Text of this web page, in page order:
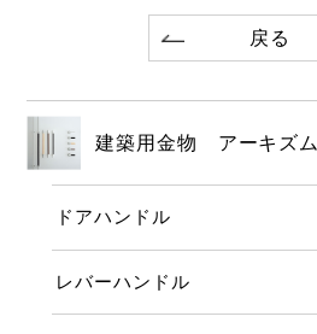
戻る
建築用金物 アーキズム
ドアハンドル
レバーハンドル